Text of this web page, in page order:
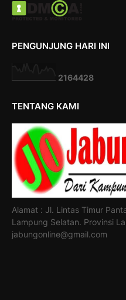
PENGUNJUNG HARI INI
2164428
TENTANG KAMI
Alamat : Jl. Lintas Timur
Lampung Selatan. Provinsi
jabungonline@gmail.com